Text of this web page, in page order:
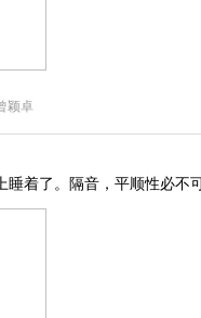
颖卓
睡着了。隔音，平顺性必不